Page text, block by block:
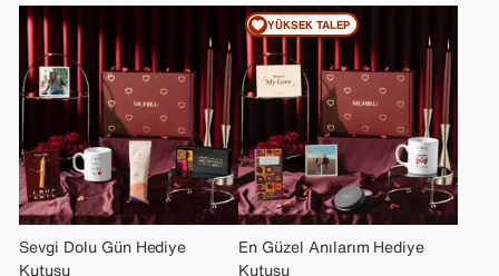
Sevgi Dolu Gün Hediye
Kutusu
En Güzel Anılarım Hediye
Kutusu
YÜKSEK TALEP